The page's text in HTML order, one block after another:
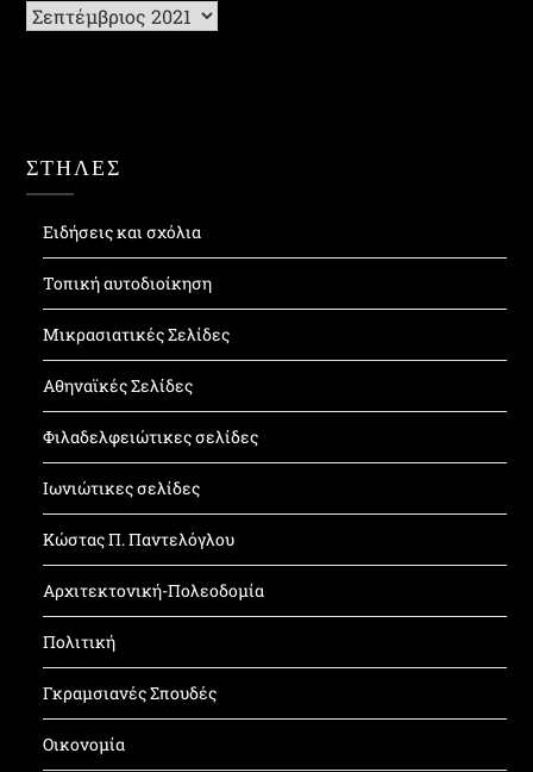
Ιστορικό
ΣΤΗΛΕΣ
Ειδήσεις και σχόλια
Τοπική αυτοδιοίκηση
Μικρασιατικές Σελίδες
Αθηναϊκές Σελίδες
Φιλαδελφειώτικες σελίδες
Ιωνιώτικες σελίδες
Κώστας Π. Παντελόγλου
Αρχιτεκτονική-Πολεοδομία
Πολιτική
Γκραμσιανές Σπουδές
Οικονομία